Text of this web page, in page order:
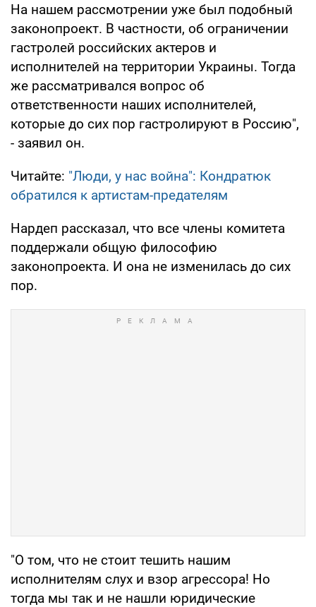
На нашем рассмотрении уже был подобный
законопроект. В частности, об ограничении
гастролей российских актеров и
исполнителей на территории Украины. Тогда
же рассматривался вопрос об
ответственности наших исполнителей,
которые до сих пор гастролируют в Россию",
- заявил он.
Читайте: "Люди, у нас война": Кондратюк
обратился к артистам-предателям
Нардеп рассказал, что все члены комитета
поддержали общую философию
законопроекта. И она не изменилась до сих
пор.
"О том, что не стоит тешить нашим
исполнителям слух и взор агрессора! Но
тогда мы так и не нашли юридические